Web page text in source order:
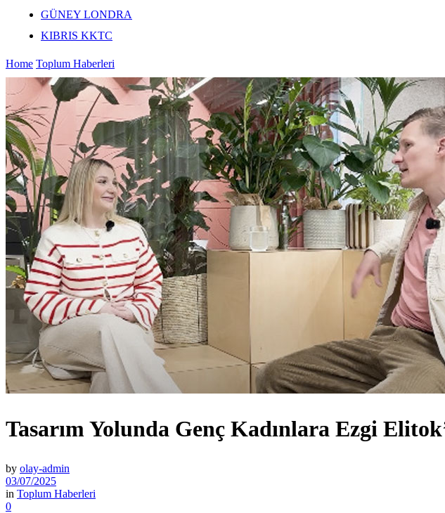
GÜNEY LONDRA
KIBRIS KKTC
Home Toplum Haberleri
Tasarım Yolunda Genç Kadınlara Ezgi
by olay-admin
03/07/2025
in Toplum Haberleri
0